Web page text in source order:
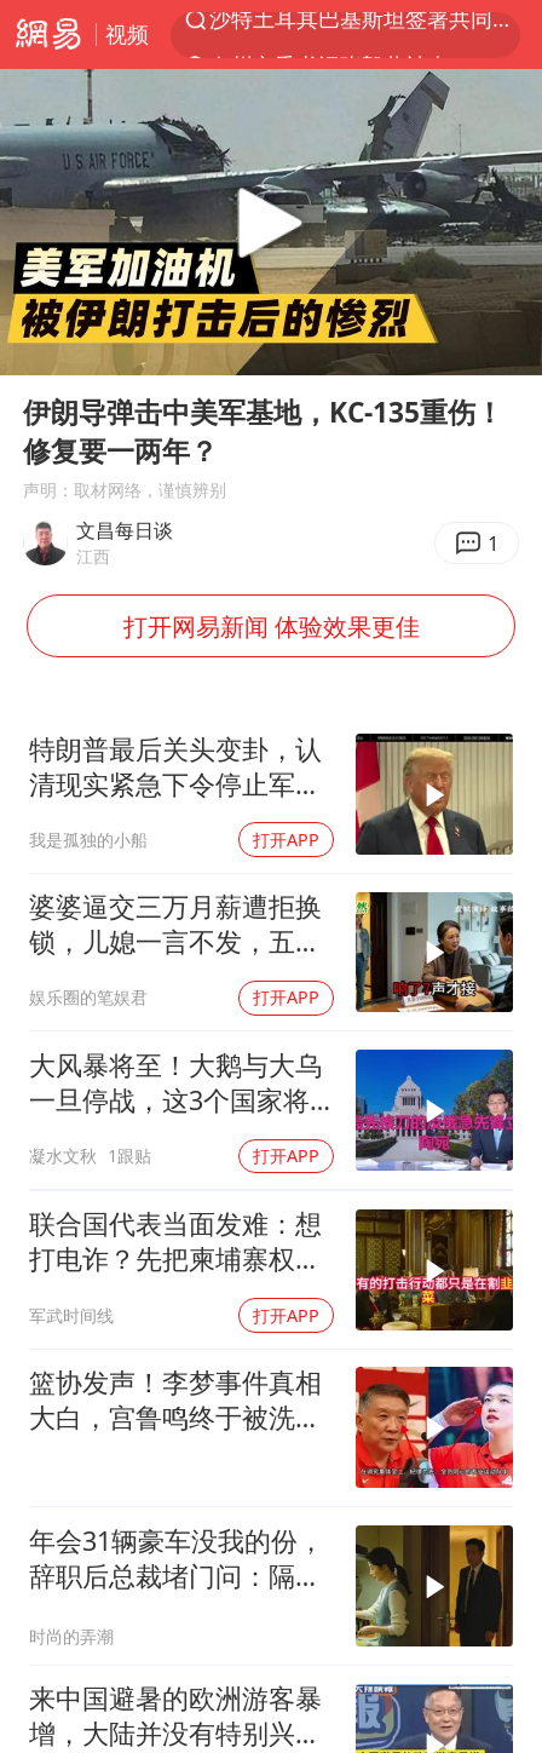
视频
泉州市委书记张毅恭被查
全球首个长时储能一体化产业园量产
陈垣宇0-3张禹珍 国乒男单全军覆没
中巨芯：上半年归母净利润1405.77万元
四川宜宾市高县4.9级地震致1人死亡
中国女篮70-67险胜尼日利亚女篮
名创优品回应女子吐槽内裤质量差
出口禁令驱动有色板块大涨
秋天的第一杯奶茶到底有多火
百花奖开幕式
国防部：坚决反制任何闹海挑衅图谋
美股存储板块集体大跌
胡彦斌获《歌手2026》歌王
Play
00:00
伊朗导弹击中美军基地，KC-135重伤！
修复要一两年？
声明：取材网络，谨慎辨别
文昌每日谈
江西 1
打开网易新闻 体验效果更佳
特朗普最后关头变卦，认
清现实紧急下令停止军事
我是孤独的小船 打开APP
婆婆逼交三万月薪遭拒换
锁，儿媳一言不发，五天
娱乐圈的笔娱君 打开APP
大风暴将至！大鹅与大乌
一旦停战，这3个国家将
凝水文秋 1跟贴 打开APP
联合国代表当面发难：想
打电诈？先把柬埔寨权贵
军武时间线 打开APP
篮协发声！李梦事件真相
大白，宫鲁鸣终于被洗清
年会31辆豪车没我的份，
辞职后总裁堵门问：隔壁
时尚的弄潮
来中国避暑的欧洲游客暴
增，大陆并没有特别兴